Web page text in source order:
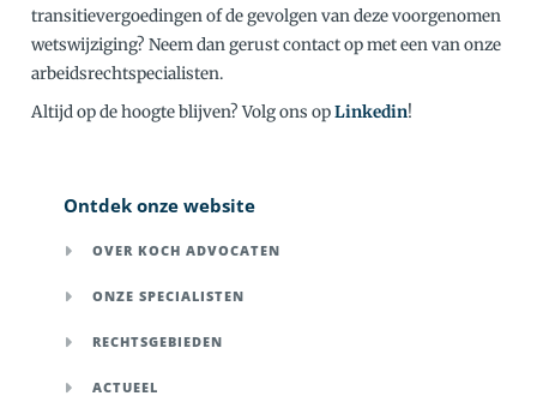
transitievergoedingen of de gevolgen van deze voorgenomen
wetswijziging? Neem dan gerust contact op met een van onze
arbeidsrechtspecialisten.
Altijd op de hoogte blijven? Volg ons opLinkedin!
Ontdek onze website
OVER KOCH ADVOCATEN
ONZE SPECIALISTEN
RECHTSGEBIEDEN
ACTUEEL